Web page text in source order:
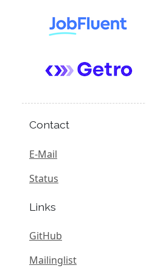
Contact
E-Mail
Status
Links
GitHub
Mailinglist